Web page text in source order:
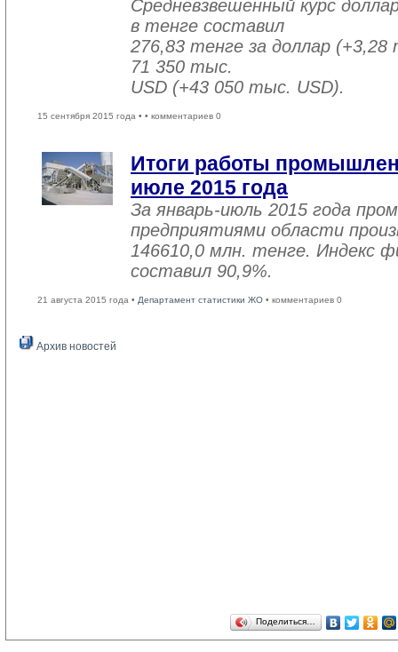
Средневзвешенный курс
в тенге составил
276,83 тенге за доллар
71 350 тыс.
USD (+43 050 тыс. USD).
15 сентября 2015 года • • комментариев 0
Итоги работы
июле 2015 года
За январь-июль 2015 года
предприятиями области
146610,0 млн. тенге. Индекс
составил 90,9%.
21 августа 2015 года • Департамент статистики ЖО • комментариев 0
Архив новостей
Поделиться…